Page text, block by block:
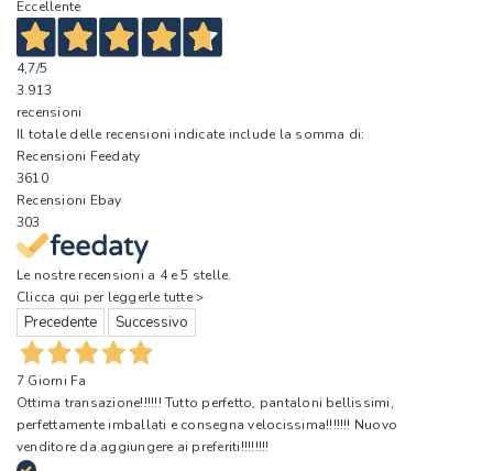
Eccellente
4,7/5
3.913
recensioni
Il totale delle recensioni indicate include la somma di:
Recensioni Feedaty
3610
Recensioni Ebay
303
Le nostre recensioni a 4 e 5 stelle.
Clicca qui per leggerle tutte >
Precedente Successivo
7 Giorni Fa
Ottima transazione!!!!!! Tutto perfetto, pantaloni bellissimi,
perfettamente imballati e consegna velocissima!!!!!!! Nuovo
venditore da aggiungere ai preferiti!!!!!!!!